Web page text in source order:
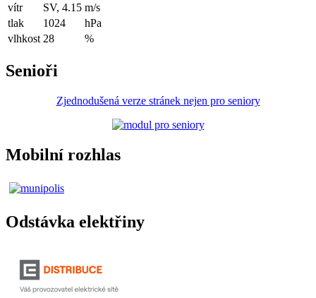
vítr
SV, 4.15 m/s
tlak
1024
hPa
vlhkost 28 %
Senioři
Zjednodušená verze stránek nejen pro seniory
Mobilní rozhlas
Odstávka elektřiny